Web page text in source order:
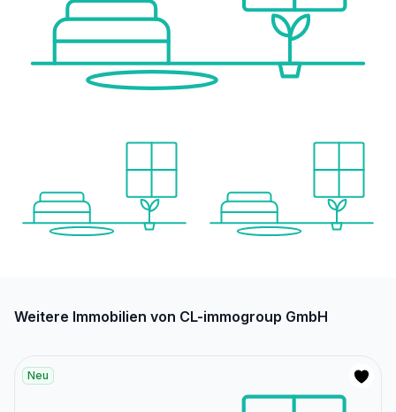
Weitere Immobilien von CL-immogroup GmbH
Neu